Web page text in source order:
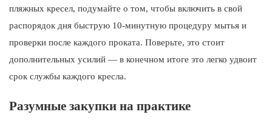
пляжных кресел, подумайте о том, чтобы включить в свой
распорядок дня быструю 10-минутную процедуру мытья и
проверки после каждого проката. Поверьте, это стоит
дополнительных усилий — в конечном итоге это легко удвоит
срок службы каждого кресла.
Разумные закупки на практике